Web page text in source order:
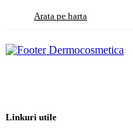
Arata pe harta
Linkuri utile